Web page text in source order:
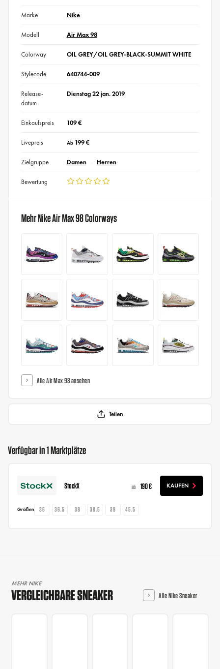
Marke Nike
Modell Air Max 98
Colorway OIL GREY/OIL GREY-BLACK-SUMMIT WHITE
Stylecode 640744-009
Release-
datum
Dienstag 22 jan. 2019
Einkaufspreis 109 €
Livepreis Ab199 €
Zielgruppe Damen Herren
Bewertung
Mehr Nike Air Max 98 Colorways
Alle Air Max 98 ansehen
Teilen
Verfügbar in 1 Marktplätze
StockX ab 190 € KAUFEN
Größen 36 36.5 38 38.5 39 45.5
MEHR NIKE
VERGLEICHBARE SNEAKER Alle Nike Sneaker